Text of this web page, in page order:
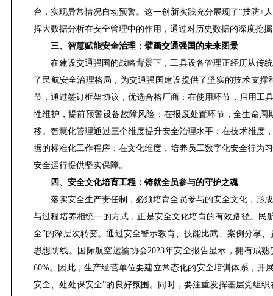
台，实现异常情况自动预警。这一创新实践充分展现了“技防+
挥大数据分析在安全管理中的作用，通过对历史数据的深度挖
三、智慧赋能安全治理：擘画交通强国的未来图景
在建设交通强国的战略背景下，工具设备管理正经历从传
了民航安全治理格局，为交通强国建设提供了坚实的技术支
节，通过签订框架协议，优选合格厂商；在使用环节，启用工
性维护，提前预警设备故障风险；在报废处置环节，全生命
移。智慧化管理通过三个维度提升安全治理水平：在技术维
据的标准化工作程序；在文化维度，培养员工数字化安全行为
安全运行提供坚实保障。
四、安全文化培育工程：铸就全员参与的守护之魂
落实安全生产责任制，必须培育全员参与的安全文化，形
与过程培养相统一的方式，正是安全文化培育的有效路径。民
全”的深层次转变。通过安全警示教育、技能比武、案例分享
思想防线。国际航空运输协会2023年安全报告显示，拥有成
60%。因此，生产经营单位要建立常态化的安全培训体系，
安全、处处保安全”的良好氛围。同时，要注重发挥基层党组